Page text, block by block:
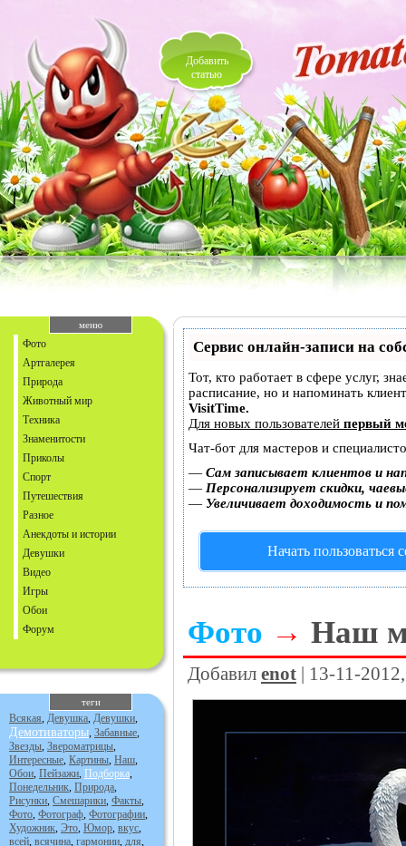
Добавить
статью
меню
Фото
Артгалерея
Природа
Животный мир
Техника
Знаменитости
Приколы
Спорт
Путешествия
Разное
Анекдоты и истории
Девушки
Видео
Игры
Обои
Форум
теги
Всякая, Девушка, Девушки,
Демотиваторы, Забавные,
Звезды, Звероматрицы,
Интересные, Картины, Наш,
Обои, Пейзажи, Подборка,
Понедельник, Природа,
Рисунки, Смешарики, Факты,
Фото, Фотограф, Фотографии,
Художник, Это, Юмор, вкус,
всей, всячина, гармонии, для,
Сервис онлайн-записи на
Тот, кто работает в сфере услуг,
расписание, но и напоминать
VisitTime.
Для новых пользователей первый
Чат-бот для мастеров и
— Сам записывает клиентов и
— Персонализирует скидки,
— Увеличивает доходимость и
Начать пользоваться
Фото → Наш
Добавил enot | 13-11-